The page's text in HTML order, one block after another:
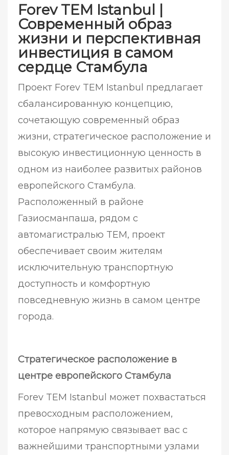
Forev TEM Istanbul |
Современный образ
жизни и перспективная
инвестиция в самом
сердце Стамбула
Проект Forev TEM Istanbul предлагает
сбалансированную концепцию,
сочетающую современный образ
жизни, стратегическое расположение и
высокую инвестиционную ценность в
одном из наиболее развитых районов
европейского Стамбула.
Расположенный в районе
Газиосманпаша, рядом с
автомагистралью TEM, проект
обеспечивает своим жителям
исключительную транспортную
доступность и комфортную
повседневную жизнь в самом центре
города.
Стратегическое расположение в
центре европейского Стамбула
Forev TEM Istanbul может похвастаться
превосходным расположением,
которое напрямую связывает вас с
важнейшими транспортными узлами